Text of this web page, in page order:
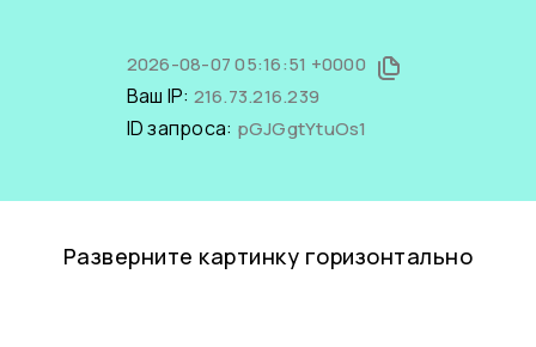
2026-08-07 05:16:51 +0000
Ваш IP: 216.73.216.239
ID запроса: pGJGgtYtuOs1
Разверните картинку горизонтально